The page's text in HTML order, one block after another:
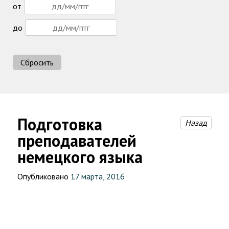
Подготовка
преподавателей
немецкого языка
Назад
Опубликовано 17 марта, 2016
от
до
Сбросить